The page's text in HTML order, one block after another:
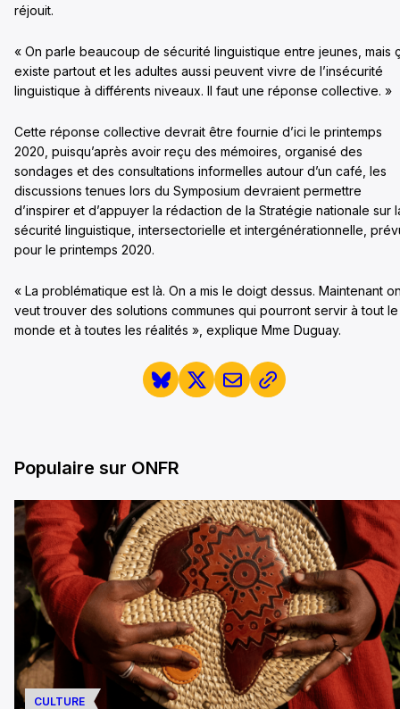
réjouit.
« On parle beaucoup de sécurité linguistique entre jeunes, mais
existe partout et les adultes aussi peuvent vivre de l’insécurité
linguistique à différents niveaux. Il faut une réponse collective. »
Cette réponse collective devrait être fournie d’ici le printemps
2020, puisqu’après avoir reçu des mémoires, organisé des
sondages et des consultations informelles autour d’un café, les
discussions tenues lors du Symposium devraient permettre
d’inspirer et d’appuyer la rédaction de la Stratégie nationale sur
sécurité linguistique, intersectorielle et intergénérationnelle,
pour le printemps 2020.
« La problématique est là. On a mis le doigt dessus. Maintenant
veut trouver des solutions communes qui pourront servir à tout le
monde et à toutes les réalités », explique Mme Duguay.
Populaire sur ONFR
CULTURE